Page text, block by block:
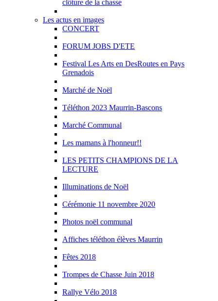
clôture de la chasse
Les actus en images
CONCERT
FORUM JOBS D'ETE
Festival Les Arts en DesRoutes en Pays
Grenadois
Marché de Noël
Téléthon 2023 Maurrin-Bascons
Marché Communal
Les mamans à l'honneur!!
LES PETITS CHAMPIONS DE LA
LECTURE
Illuminations de Noël
Cérémonie 11 novembre 2020
Photos noël communal
Affiches téléthon élèves Maurrin
Fêtes 2018
Trompes de Chasse Juin 2018
Rallye Vélo 2018